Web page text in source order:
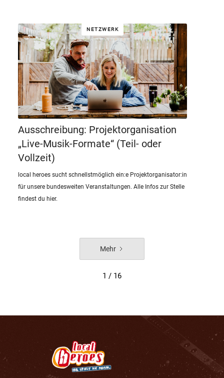
NETZWERK
Ausschreibung: Projektorganisation
„Live-Musik-Formate“ (Teil- oder
Vollzeit)
local heroes sucht schnellstmöglich ein:e Projektorganisator:in
für unsere bundesweiten Veranstaltungen. Alle Infos zur Stelle
findest du hier.
Mehr
1 / 16